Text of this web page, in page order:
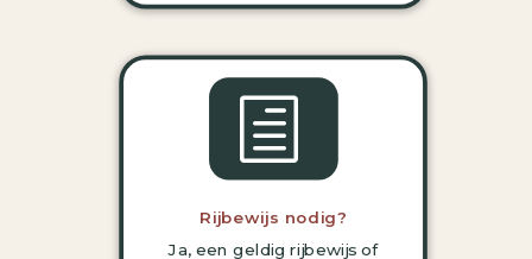
h
Rijbewijs nodig?
Ja, een geldig rijbewijs of